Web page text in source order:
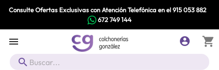
Consulte Ofertas Exclusivas con Atención Telefónica en el915 053 882
672 749 144
 shopping_cart

